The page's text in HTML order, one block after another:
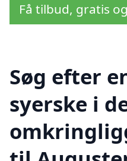
Få tilbud, gratis
Søg efter
syerske i